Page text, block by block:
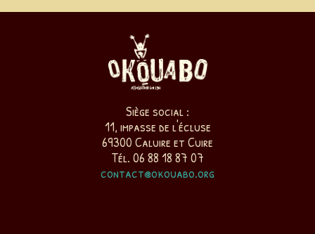
Siège social :
11, impasse de l'écluse
69300 Caluire et Cuire
Tél. 06 88 18 87 07
contact@okouabo.org